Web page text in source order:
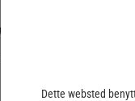
dato
dato
Dette websted